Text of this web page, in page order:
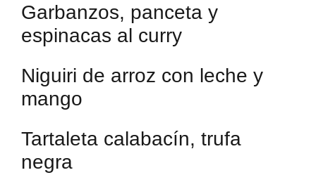
Garbanzos, panceta y
espinacas al curry
Niguiri de arroz con leche y
mango
Tartaleta calabacín, trufa
negra